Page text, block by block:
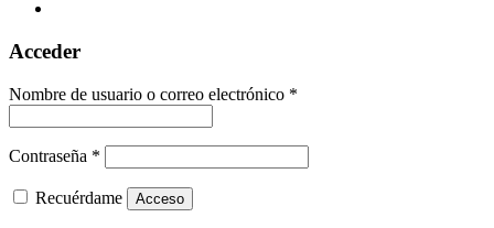
Acceder
Nombre de usuario o correo electrónico *
Contraseña *
Recuérdame Acceso